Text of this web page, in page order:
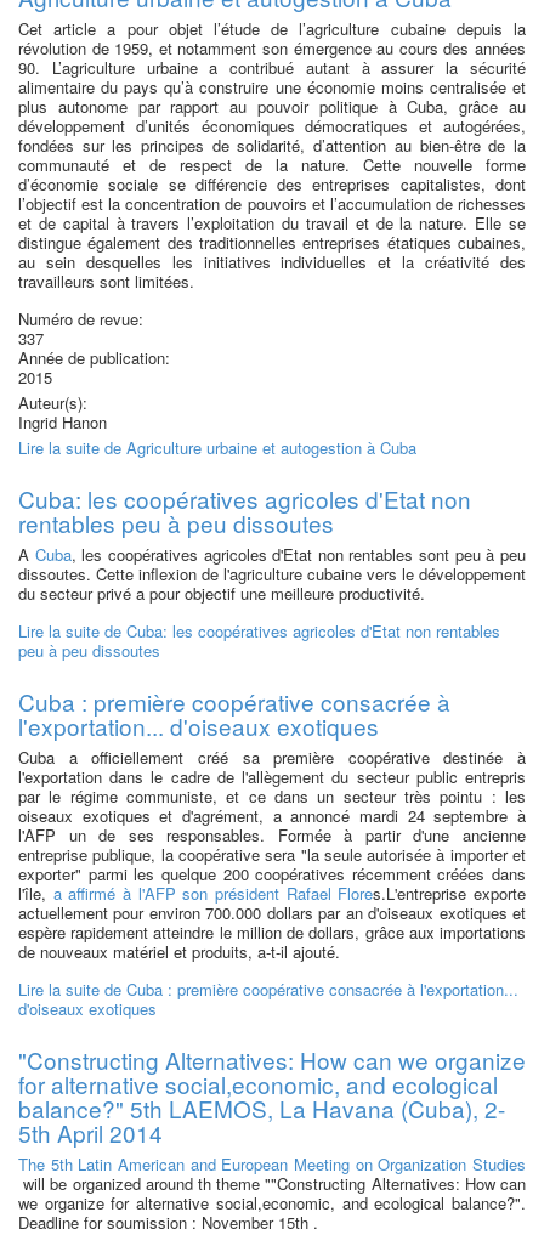
Cet article a pour objet l’étude de l’agriculture cubaine depuis la
révolution de 1959, et notamment son émergence au cours des années
90. L’agriculture urbaine a contribué autant à assurer la sécurité
alimentaire du pays qu’à construire une économie moins centralisée et
plus autonome par rapport au pouvoir politique à Cuba, grâce au
développement d’unités économiques démocratiques et autogérées,
fondées sur les principes de solidarité, d’attention au bien-être de la
communauté et de respect de la nature. Cette nouvelle forme
d’économie sociale se différencie des entreprises capitalistes, dont
l’objectif est la concentration de pouvoirs et l’accumulation de richesses
et de capital à travers l’exploitation du travail et de la nature. Elle se
distingue également des traditionnelles entreprises étatiques cubaines,
au sein desquelles les initiatives individuelles et la créativité des
travailleurs sont limitées.
Numéro de revue:
337
Année de publication:
2015
Auteur(s):
Ingrid Hanon
Lire la suite de Agriculture urbaine et autogestion à Cuba
Cuba: les coopératives agricoles d'Etat non
rentables peu à peu dissoutes
A Cuba, les coopératives agricoles d'Etat non rentables sont peu à peu
dissoutes. Cette inflexion de l'agriculture cubaine vers le développement
du secteur privé a pour objectif une meilleure productivité.
Lire la suite de Cuba: les coopératives agricoles d'Etat non rentables
peu à peu dissoutes
Cuba : première coopérative consacrée à
l'exportation... d'oiseaux exotiques
Cuba a officiellement créé sa première coopérative destinée à
l'exportation dans le cadre de l'allègement du secteur public entrepris
par le régime communiste, et ce dans un secteur très pointu : les
oiseaux exotiques et d'agrément, a annoncé mardi 24 septembre à
l'AFP un de ses responsables. Formée à partir d'une ancienne
entreprise publique, la coopérative sera "la seule autorisée à importer et
exporter" parmi les quelque 200 coopératives récemment créées dans
l'île, a affirmé à l'AFP son président Rafael Flores.L'entreprise exporte
actuellement pour environ 700.000 dollars par an d'oiseaux exotiques et
espère rapidement atteindre le million de dollars, grâce aux importations
de nouveaux matériel et produits, a-t-il ajouté.
Lire la suite de Cuba : première coopérative consacrée à l'exportation...
d'oiseaux exotiques
"Constructing Alternatives: How can we organize
for alternative social,economic, and ecological
balance?" 5th LAEMOS, La Havana (Cuba), 2-
5th April 2014
The 5th Latin American and European Meeting on Organization Studies
will be organized around th theme ""Constructing Alternatives: How can
we organize for alternative social,economic, and ecological balance?".
Deadline for soumission : November 15th .